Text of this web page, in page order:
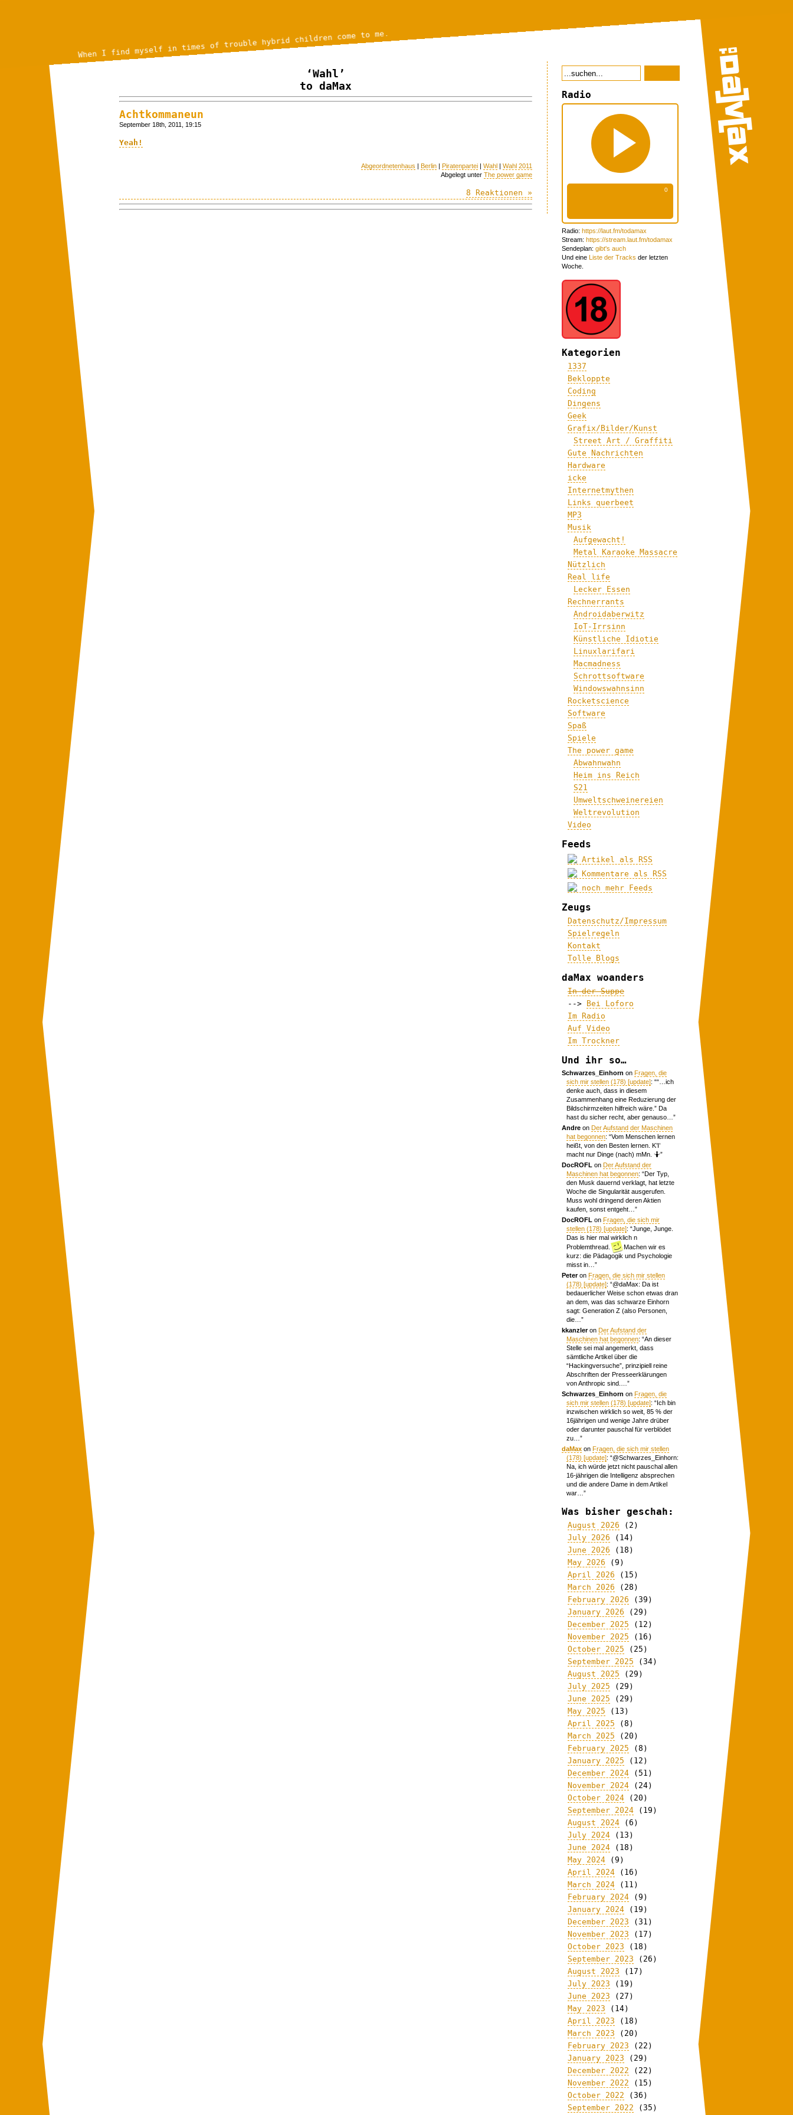
When I find myself in times of trouble hybrid children come to me.
‘Wahl’
to daMax
Achtkommaneun
September 18th, 2011, 19:15
Yeah!
Abgeordnetenhaus | Berlin | Piratenpartei | Wahl | Wahl 2011
Abgelegt unter The power game
8 Reaktionen »
Radio
Radio: https://laut.fm/todamax
Stream: https://stream.laut.fm/todamax
Sendeplan: gibt's auch
Und eine Liste der Tracks der letzten
Woche.
Kategorien
1337
Bekloppte
Coding
Dingens
Geek
Grafix/Bilder/Kunst
Street Art / Graffiti
Gute Nachrichten
Hardware
icke
Internetmythen
Links querbeet
MP3
Musik
Aufgewacht!
Metal Karaoke Massacre
Nützlich
Real life
Lecker Essen
Rechnerrants
Androidaberwitz
IoT-Irrsinn
Künstliche Idiotie
Linuxlarifari
Macmadness
Schrottsoftware
Windowswahnsinn
Rocketscience
Software
Spaß
Spiele
The power game
Abwahnwahn
Heim ins Reich
S21
Umweltschweinereien
Weltrevolution
Video
Feeds
Artikel als RSS
Kommentare als RSS
noch mehr Feeds
Zeugs
Datenschutz/Impressum
Spielregeln
Kontakt
Tolle Blogs
daMax woanders
In der Suppe
-->
Bei Loforo
Im Radio
Auf Video
Im Trockner
Und ihr so…
Schwarzes_Einhorn onFragen, die
sich mir stellen (178) [update]: ““…ich
denke auch, dass in diesem
Zusammenhang eine Reduzierung der
Bildschirmzeiten hilfreich wäre.” Da
hast du sicher recht, aber genauso… ”
Andre onDer Aufstand der Maschinen
hat begonnen: “Vom Menschen lernen
heißt, von den Besten lernen. K’I’
macht nur Dinge (nach) mMn. 🤷”
DocROFL onDer Aufstand der
Maschinen hat begonnen: “Der Typ,
den Musk dauernd verklagt, hat letzte
Woche die Singularität ausgerufen.
Muss wohl dringend deren Aktien
kaufen, sonst entgeht… ”
DocROFL onFragen, die sich mir
stellen (178) [update]: “Junge, Junge.
Das is hier mal wirklich n
Problemthread.
Machen wir es
kurz: die Pädagogik und Psychologie
misst in… ”
PeteronFragen, die sich mir stellen
(178) [update]: “@daMax: Da ist
bedauerlicher Weise schon etwas dran
an dem, was das schwarze Einhorn
sagt: Generation Z (also Personen,
die… ”
kkanzleronDer Aufstand der
Maschinen hat begonnen: “An dieser
Stelle sei mal angemerkt, dass
sämtliche Artikel über die
“Hackingversuche”, prinzipiell reine
Abschriften der Presseerklärungen
von Anthropic sind.… ”
Schwarzes_Einhorn onFragen, die
sich mir stellen (178) [update]: “Ich bin
inzwischen wirklich so weit, 85 % der
16jährigen und wenige Jahre drüber
oder darunter pauschal für verblödet
zu… ”
daMax onFragen, die sich mir stellen
(178) [update]: “@Schwarzes_Einhorn:
Na, ich würde jetzt nicht pauschal allen
16-jährigen die Intelligenz absprechen
und die andere Dame in dem Artikel
war… ”
Was bisher geschah:
August 2026 (2)
July 2026 (14)
June 2026 (18)
May 2026 (9)
April 2026 (15)
March 2026 (28)
February 2026 (39)
January 2026 (29)
December 2025 (12)
November 2025 (16)
October 2025 (25)
September 2025 (34)
August 2025 (29)
July 2025 (29)
June 2025 (29)
May 2025 (13)
April 2025 (8)
March 2025 (20)
February 2025 (8)
January 2025 (12)
December 2024 (51)
November 2024 (24)
October 2024 (20)
September 2024 (19)
August 2024 (6)
July 2024 (13)
June 2024 (18)
May 2024 (9)
April 2024 (16)
March 2024 (11)
February 2024 (9)
January 2024 (19)
December 2023 (31)
November 2023 (17)
October 2023 (18)
September 2023 (26)
August 2023 (17)
July 2023 (19)
June 2023 (27)
May 2023 (14)
April 2023 (18)
March 2023 (20)
February 2023 (22)
January 2023 (29)
December 2022 (22)
November 2022 (15)
October 2022 (36)
September 2022 (35)